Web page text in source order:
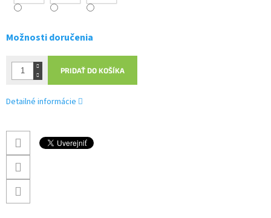
Možnosti doručenia
PRIDAŤ DO KOŠÍKA
Detailné informácie